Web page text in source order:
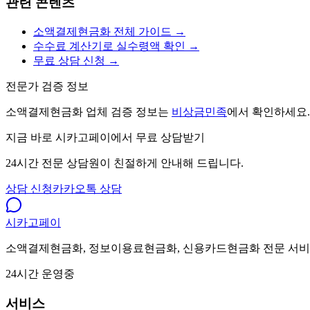
소액결제현금화 전체 가이드 →
수수료 계산기로 실수령액 확인 →
무료 상담 신청 →
전문가 검증 정보
소액결제현금화 업체 검증 정보는 비상금민족에서 확인하세요.
지금 바로 시카고페이에서 무료 상담받기
24시간 전문 상담원이 친절하게 안내해 드립니다.
상담 신청카카오톡 상담
시카고페이
소액결제현금화, 정보이용료현금화, 신용카드현금화 전문 서
24시간 운영중
서비스